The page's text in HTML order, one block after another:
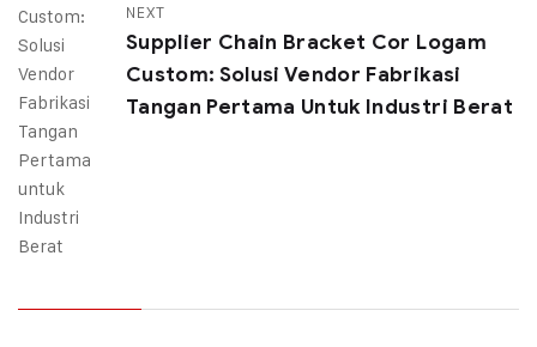
NEXT
Supplier Chain Bracket Cor Logam
Custom: Solusi Vendor Fabrikasi
Tangan Pertama Untuk Industri Berat